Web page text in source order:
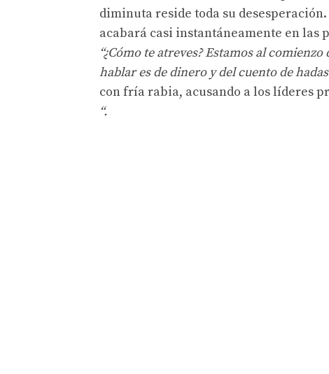
diminuta reside toda su desesperación.
acabará casi instantáneamente en las
“¿Cómo te atreves? Estamos al
hablar es de dinero y del cuento de
con fría rabia, acusando a los líderes
“.